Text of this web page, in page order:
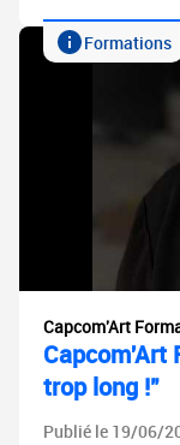
Formations
Capcom'Art
Capcom'Art
trop long !"
Publié le 19/06/